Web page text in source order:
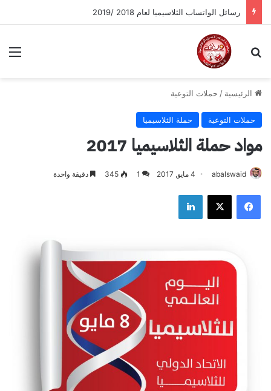
رسائل الواتساب الثلاسيميا لعام 2018 /2019
بحث عن
الرئيسية / حملات التوعية
حملات التوعية حملة الثلاسيميا
مواد حملة الثلاسيميا 2017
abalswaid 4 مايو, 2017 1
345 دقيقة واحدة
فيسبوك